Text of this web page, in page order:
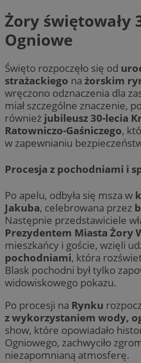
Żory świętowały
Ogniowe
Święto rozpoczęło się od
strażackiego na żorskim
wręczono odznaczenia dla
miał szczególne znaczenie,
również jubileusz 30-lecia
Ratowniczo-Gaśniczego,
w zapewnianiu
Procesja z pochodniami i
Po apelu, odbyła się msza w
Jakuba, celebrowana przez
Następnie przedstawiciele
Prezydentem Miasta Żory
mieszkańcy i goście, wzięli
pochodniami, która
Blask pochodni był tylko
widowiskowego pokazu.
Po procesji na Rynku
z wykorzystaniem wody,
show, które opowiadało
Ogniowego, zachwyciło
niezapomnianą atmosferę.